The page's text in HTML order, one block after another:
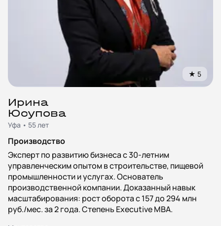
★ 5
Ирина
Юсупова
Уфа • 55 лет
Производство
Эксперт по развитию бизнеса с 30-летним
управленческим опытом в строительстве, пищевой
промышленности и услугах. Основатель
производственной компании. Доказанный навык
масштабирования: рост оборота с 157 до 294 млн
руб./мес. за 2 года. Степень Executive MBA.